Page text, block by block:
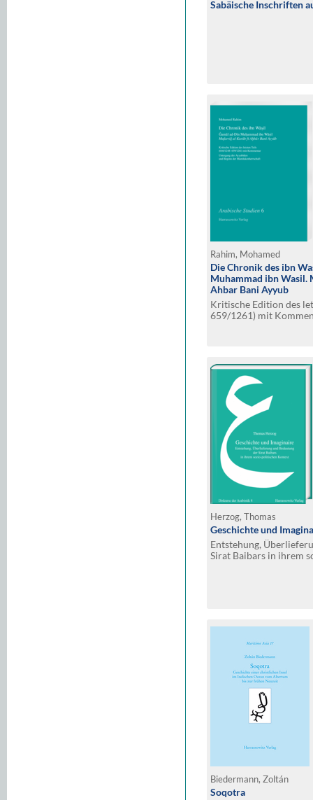
Sabäische Inschriften
Rahim, Mohamed
Die Chronik des ibn
Muhammad ibn
Ahbar Bani Ayyub
Kritische Edition des
659/1261) mit
Herzog, Thomas
Geschichte und
Entstehung,
Sirat Baibars in ihrem
Biedermann, Zoltán
Soqotra